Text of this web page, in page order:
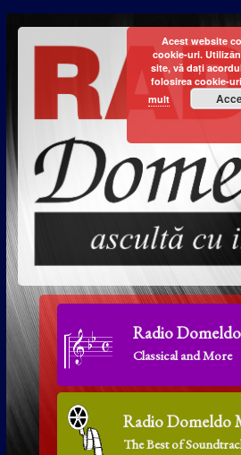
Radio
Classical and More
Radio Domeldo
The Best of
Acest website
cookie-uri.
site, vă dați
folosirea cookie-
mult